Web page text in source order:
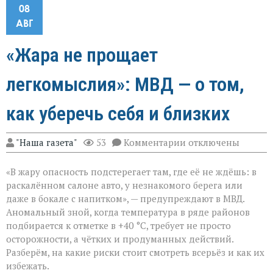
08
АВГ
«Жара не прощает
легкомыслия»: МВД — о том,
как уберечь себя и близких
"Наша газета" 53 Комментарии к
записи
не
прощает
легкомыслия»:
МВД — о
том,
как
уберечь
себя
и
отключены
«В жару опасность подстерегает там, где её не ждёшь: в
раскалённом салоне авто, у незнакомого берега или
даже в бокале с напитком», — предупреждают в МВД.
Аномальный зной, когда температура в ряде районов
подбирается к отметке в +40 °C, требует не просто
осторожности, а чётких и продуманных действий.
Разберём, на какие риски стоит смотреть всерьёз и как их
избежать.